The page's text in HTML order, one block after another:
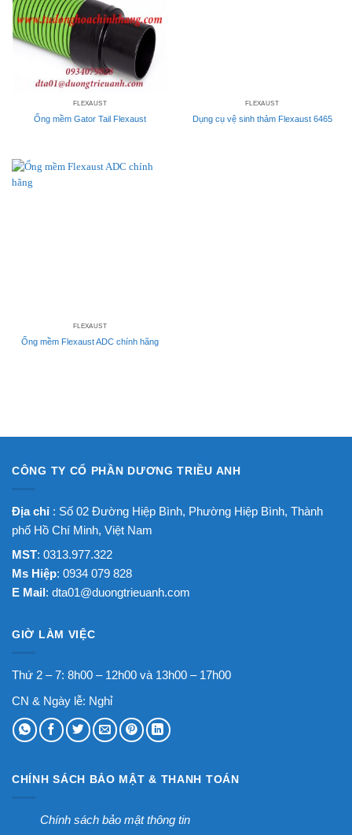
FLEXAUST
Ống mềm Gator Tail Flexaust
FLEXAUST
Dụng cụ vệ sinh thảm Flexaust 6465
FLEXAUST
Ống mềm Flexaust ADC chính hãng
CÔNG TY CỔ PHẦN DƯƠNG TRIỀU ANH
Địa chỉ : Số 02 Đường Hiệp Bình, Phường Hiệp Bình, Thành
phố Hồ Chí Minh, Việt Nam
MST: 0313.977.322
Ms Hiệp: 0934 079 828
E Mail: dta01@duongtrieuanh.com
GIỜ LÀM VIỆC
Thứ 2 – 7: 8h00 – 12h00 và 13h00 – 17h00
CN & Ngày lễ: Nghỉ
CHÍNH SÁCH BẢO MẬT & THANH TOÁN
Chính sách bảo mật thông tin